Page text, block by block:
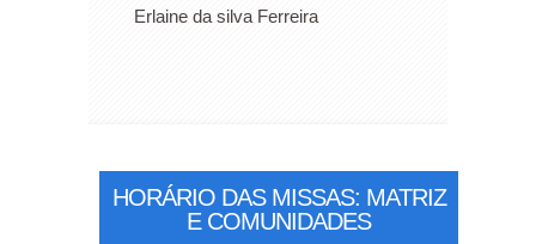
Erlaine da silva Ferreira
HORÁRIO DAS MISSAS: MATRIZ
E COMUNIDADES